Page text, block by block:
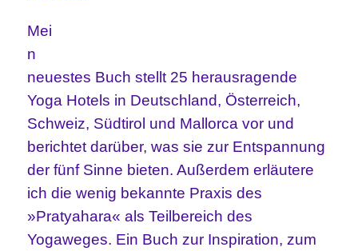
Mei
n
neuestes Buch stellt 25 herausragende
Yoga Hotels in Deutschland, Österreich,
Schweiz, Südtirol und Mallorca vor und
berichtet darüber, was sie zur Entspannung
der fünf Sinne bieten. Außerdem erläutere
ich die wenig bekannte Praxis des
»Pratyahara« als Teilbereich des
Yogaweges. Ein Buch zur Inspiration, zum